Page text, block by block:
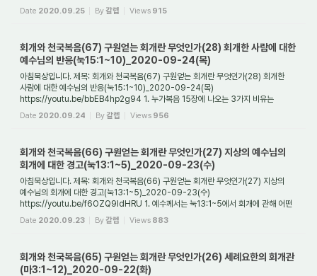
어떤 말씀을 하셨나요? 예수께서는 70명...
Date 2020.09.25 By갈렙 Views 915
회개와 천국복음(67) 구원얻는 회개란 무엇인가(28) 회개한 사람에 대한
예수님의 반응(눅15:1~10)_2020-09-24(목)
아침묵상입니다. 제목: 회개와 천국복음(67) 구원얻는 회개란 무엇인가(28) 회개한
사람에 대한 예수님의 반응(눅15:1~10)_2020-09-24(목)
https://youtu.be/bbEB4hp2g94 1. 누가복음 15장에 나오는 3가지 비유는
무엇이며 왜 주어진 것인가요? 누가복음 15장...
Date 2020.09.24 By갈렙 Views 956
회개와 천국복음(66) 구원얻는 회개란 무엇인가(27) 지상의 예수님의
회개에 대한 경고(눅13:1~5)_2020-09-23(수)
아침묵상입니다. 제목: 회개와 천국복음(66) 구원얻는 회개란 무엇인가(27) 지상의
예수님의 회개에 대한 경고(눅13:1~5)_2020-09-23(수)
https://youtu.be/f6OZQ9IdHRU 1. 예수께서는 눅13:1~5에서 회개에 관해 어떤
말씀을 해 주셨나요? 예수께서는 당시 이...
Date 2020.09.23 By갈렙 Views 883
회개와 천국복음(65) 구원얻는 회개란 무엇인가(26) 세례요한의 회개관
(마3:1~12)_2020-09-22(화)